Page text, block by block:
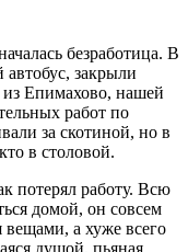
безработица. В
автобус, закрыли
Епимахово, нашей
работ по
за скотиной, но в
в столовой.
потерял работу. Всю
домой, он совсем
вещами, а хуже всего
душой, пьяная